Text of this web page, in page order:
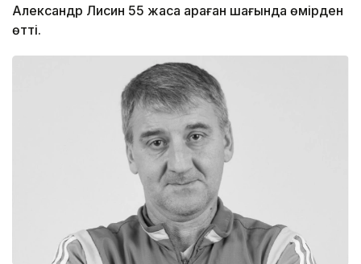
Александр Лисин 55 жасқа қараған шағында өмірден
өтті.